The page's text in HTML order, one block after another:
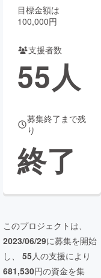
コミュニティ
目標金額は
100,000円
支援者数
55人
募集終了まで残
り
終了
このプロジェクトは、
2023/06/29に募集を開始
し、 55人の支援により
681,530円の資金を集